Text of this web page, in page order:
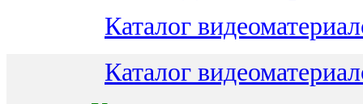
Каталог
Каталог